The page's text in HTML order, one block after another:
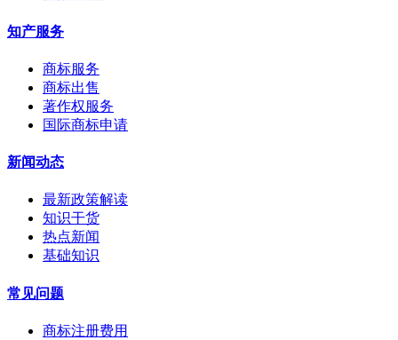
知产服务
商标服务
商标出售
著作权服务
国际商标申请
新闻动态
最新政策解读
知识干货
热点新闻
基础知识
常见问题
商标注册费用